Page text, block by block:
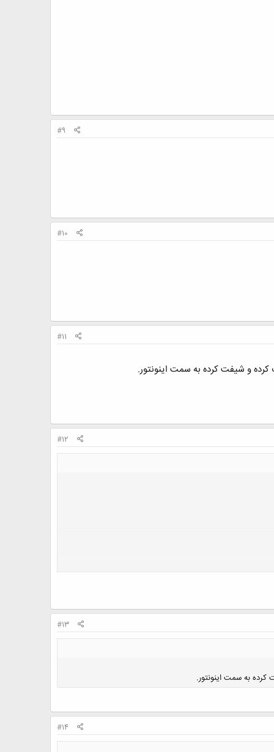
#9
#10
#11
و شیفت کرده به سمت اینونتور.
#12
#13
به سمت اینونتور.
#14